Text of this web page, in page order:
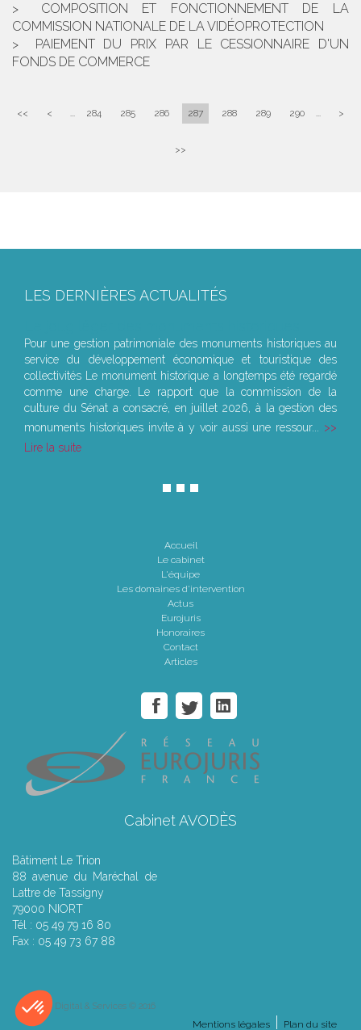
COMPOSITION ET FONCTIONNEMENT DE LA
COMMISSION NATIONALE DE LA VIDÉOPROTECTION
PAIEMENT DU PRIX PAR LE CESSIONNAIRE D'UN
FONDS DE COMMERCE
<< < ... 284 285 286 287 288 289 290 ... >
>>
LES DERNIÈRES ACTUALITÉS
Pour une gestion patrimoniale des monuments historiques au
service du développement économique et touristique des
collectivités Le monument historique a longtemps été regardé
comme une charge. Le rapport que la commission de la
culture du Sénat a consacré, en juillet 2026, à la gestion des
monuments historiques invite à y voir aussi une ressour...
Lire la suite
Accueil
Le cabinet
L'équipe
Les domaines d'intervention
Actus
Eurojuris
Honoraires
Contact
Articles
Cabinet AVODÈS
Bâtiment Le Trion
88 avenue du Maréchal de
Lattre de Tassigny
79000 NIORT
Tél : 05 49 79 16 80
Fax : 05 49 73 67 88
Septeo Digital & Services © 2016
Plan du site
Mentions légales